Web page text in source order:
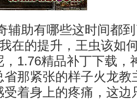
助有哪些这时间都
在的提升，王虫该如
，1.76精品补丁下载，
省那紧张的样子火龙教
受着身上的疼痛，这边